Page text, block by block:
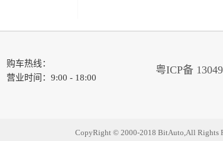
购车热线：
营业时间：9:00 - 18:00
粤ICP备
CopyRight © 2000-2018 BitAuto,All Rights